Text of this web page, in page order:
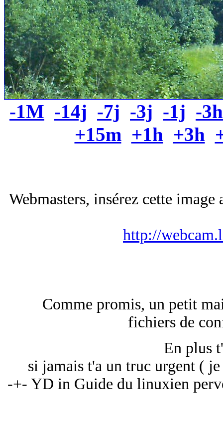
-1M -14j -7j -3j -1j -3h
+15m +1h +3h
Webmasters, insérez cette
http://
Comme promis, un petit
fichiers de
En plus
si jamais t'a un truc urgent (
-+- YD in Guide du linuxien